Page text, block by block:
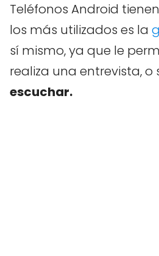
Teléfonos Android
los más utilizados es la
sí mismo, ya que le
realiza una entrevista,
escuchar.